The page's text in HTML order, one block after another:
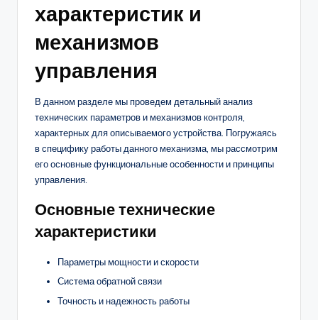
характеристик и
механизмов
управления
В данном разделе мы проведем детальный анализ
технических параметров и механизмов контроля,
характерных для описываемого устройства. Погружаясь
в специфику работы данного механизма, мы рассмотрим
его основные функциональные особенности и принципы
управления.
Основные технические
характеристики
Параметры мощности и скорости
Система обратной связи
Точность и надежность работы